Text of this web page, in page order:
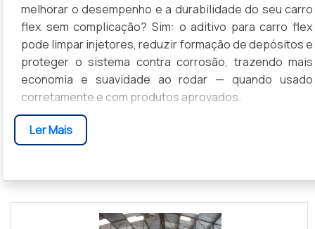
melhorar o desempenho e a durabilidade do seu carro
flex sem complicação? Sim: o aditivo para carro flex
pode limpar injetores, reduzir formação de depósitos e
proteger o sistema contra corrosão, trazendo mais
economia e suavidade ao rodar — quando usado
corretamente e com produtos aprovados.
Entender quando usar, quais tipos escolher, como
dosar e que cuidados ter evita desperdício e
descobrir sinais que indicam necessidade de aditivo,
aplicação segura e dicas para escolher a opção certa
Ler Mais